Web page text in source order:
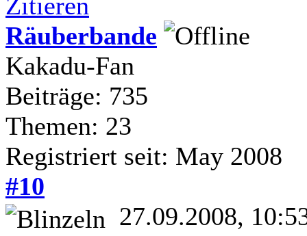
Räuberbande
Kakadu-Fan
Beiträge: 735
Themen: 23
Registriert seit: May 2008
#10
27.09.2008,